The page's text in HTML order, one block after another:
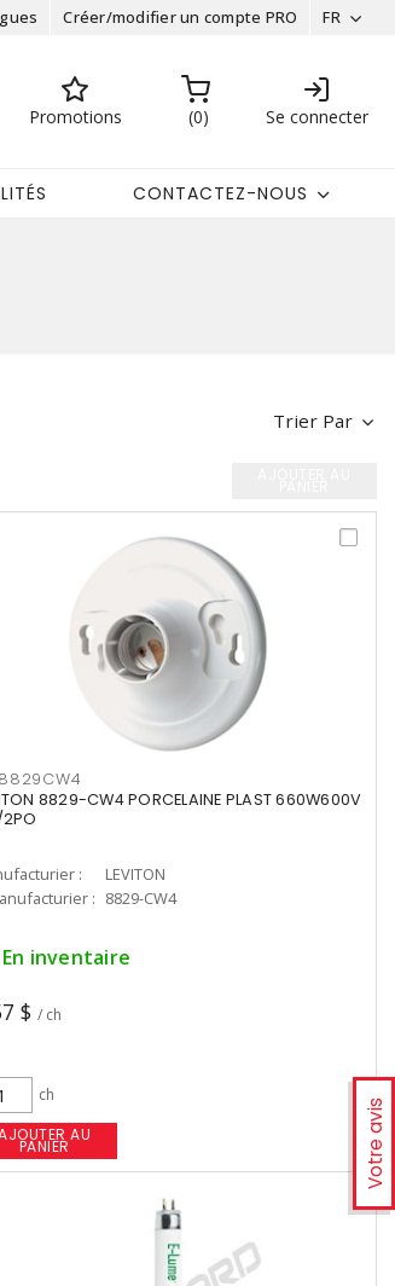
Créer/modifier un compte PRO FR
Promotions 0 Se connecter
CONTACTEZ-NOUS
Votre avis
Trier Par
8829-CW4 PORCELAINE PLAST 660W600V
:
LEVITON
: 8829-CW4
En inventaire
$ / ch
ch
AU
PANIER